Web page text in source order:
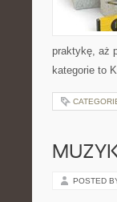
praktykę, aż
kategorie to
POSTED